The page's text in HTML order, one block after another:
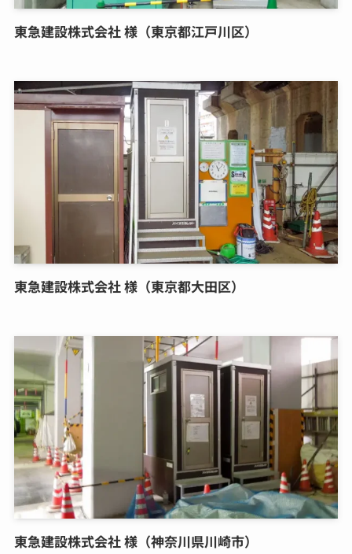
東急建設株式会社 様（東京都江戸川区）
東急建設株式会社 様（東京都大田区）
東急建設株式会社 様（神奈川県川崎市）